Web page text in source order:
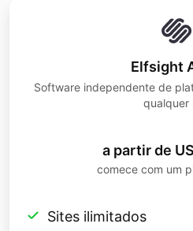
Elfsight
Software independente de
qualquer
a partir de
comece com um
Sites ilimitados